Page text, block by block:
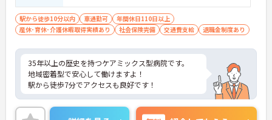
駅から徒歩10分以内 車通勤可
年間休日110日以上
産休･育休･介護休暇取得実績あり
社会保険完備 交通費支給 退職金制度あり
35年以上の歴史を持つケアミックス型病院です。
地域密着型で安心して働けますよ！
駅から徒歩7分でアクセスも良好です！